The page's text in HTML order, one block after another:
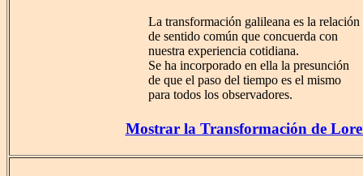
La transformación galileana es la relación
de sentido común que concuerda con
nuestra experiencia cotidiana.
Se ha incorporado en ella la presunción
de que el paso del tiempo es el mismo
para todos los observadores.
Mostrar la Transformación de